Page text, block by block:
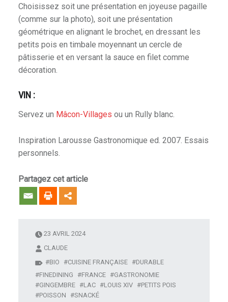
Choisissez soit une présentation en joyeuse pagaille
(comme sur la photo), soit une présentation
géométrique en alignant le brochet, en dressant les
petits pois en timbale moyennant un cercle de
pâtisserie et en versant la sauce en filet comme
décoration.
VIN :
Servez un Mâcon-Villages ou un Rully blanc.
Inspiration Larousse Gastronomique ed. 2007. Essais
personnels.
Partagez cet article
23 AVRIL 2024
CLAUDE
BIO
CUISINE FRANÇAISE
DURABLE
FINEDINING
FRANCE
GASTRONOMIE
GINGEMBRE
LAC LOUIS XIV
PETITS POIS
POISSON
SNACKÉ